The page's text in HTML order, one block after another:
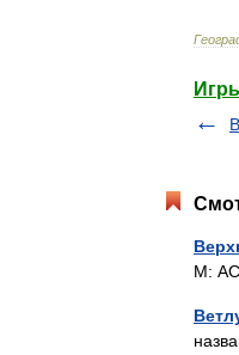
М: